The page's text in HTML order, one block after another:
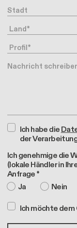
Stadt
Land
Profil
Nachricht
Ich habe die
der
Ich genehmige die
(lokale Händler in
Anfrage *
Ja
Nein
Ich möchte